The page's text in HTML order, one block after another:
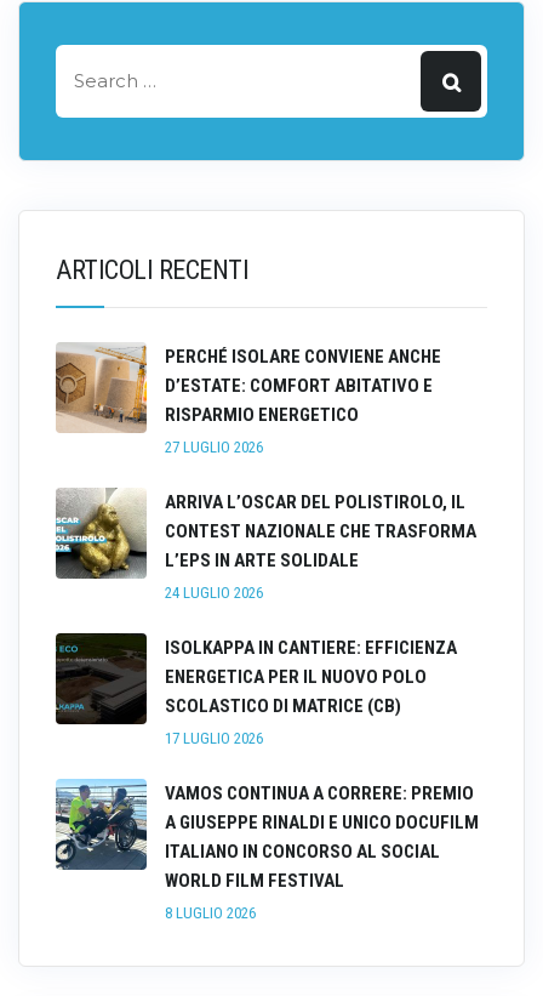
ARTICOLI RECENTI
PERCHÉ ISOLARE CONVIENE ANCHE
D’ESTATE: COMFORT ABITATIVO E
RISPARMIO ENERGETICO
27 LUGLIO 2026
ARRIVA L’OSCAR DEL POLISTIROLO, IL
CONTEST NAZIONALE CHE TRASFORMA
L’EPS IN ARTE SOLIDALE
24 LUGLIO 2026
ISOLKAPPA IN CANTIERE: EFFICIENZA
ENERGETICA PER IL NUOVO POLO
SCOLASTICO DI MATRICE (CB)
17 LUGLIO 2026
VAMOS CONTINUA A CORRERE: PREMIO
A GIUSEPPE RINALDI E UNICO DOCUFILM
ITALIANO IN CONCORSO AL SOCIAL
WORLD FILM FESTIVAL
8 LUGLIO 2026